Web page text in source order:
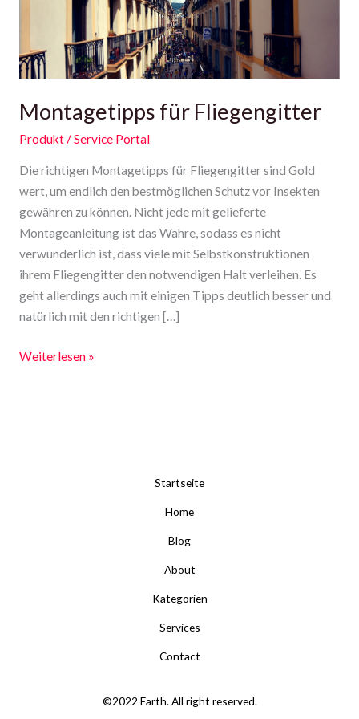
Montagetipps für Fliegengitter
Produkt/Service Portal
Die richtigen Montagetipps für Fliegengitter sind Gold
wert, um endlich den bestmöglichen Schutz vor Insekten
gewähren zu können. Nicht jede mit gelieferte
Montageanleitung ist das Wahre, sodass es nicht
verwunderlich ist, dass viele mit Selbstkonstruktionen
ihrem Fliegengitter den notwendigen Halt verleihen. Es
geht allerdings auch mit einigen Tipps deutlich besser und
natürlich mit den richtigen […]
Weiterlesen »
Startseite
Home
Blog
About
Kategorien
Services
Contact
©2022 Earth. All right reserved.